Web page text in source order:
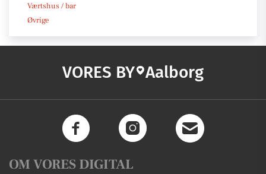
Værtshus / bar
Øvrige
VORES BY Aalborg
OM VORES DIGITAL